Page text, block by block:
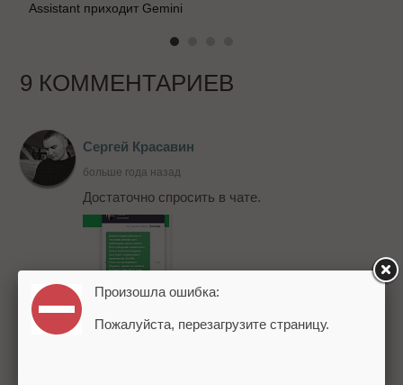
Assistant приходит Gemini
9 КОММЕНТАРИЕВ
Сергей Красавин
больше года назад
Достаточно спросить в чате.
Произошла ошибка:
Пожалуйста, перезагрузите страницу.